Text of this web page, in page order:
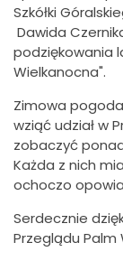
Szkółki
Dawida
podziękowania
Wielkanocna".
Zimowa
wziąć udział w
zobaczyć
Każda z nich
ochoczo
Serdecznie
Przeglądu Palm